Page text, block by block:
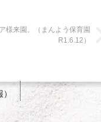
様来園。（まんよう保育園
R1.6.12）